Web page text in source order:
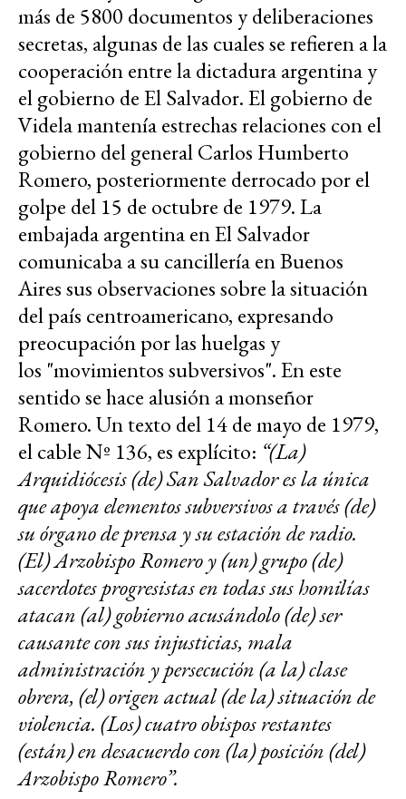
más de 5800 documentos y deliberaciones
secretas, algunas de las cuales se refieren a la
cooperación entre la dictadura argentina y
el gobierno de El Salvador. El gobierno de
Videla mantenía estrechas relaciones con el
gobierno del general Carlos Humberto
Romero, posteriormente derrocado por el
golpe del 15 de octubre de 1979. La
embajada argentina en El Salvador
comunicaba a su cancillería en Buenos
Aires sus observaciones sobre la situación
del país centroamericano, expresando
preocupación por las huelgas y
los "movimientos subversivos". En este
sentido se hace alusión a monseñor
Romero. Un texto del 14 de mayo de 1979,
el cable Nº 136, es explícito: “(La)
Arquidiócesis (de) San Salvador es la única
que apoya elementos subversivos a través (de)
su órgano de prensa y su estación de radio.
(El) Arzobispo Romero y (un) grupo (de)
sacerdotes progresistas en todas sus homilías
atacan (al) gobierno acusándolo (de) ser
causante con sus injusticias, mala
administración y persecución (a la) clase
obrera, (el) origen actual (de la) situación de
violencia. (Los) cuatro obispos restantes
(están) en desacuerdo con (la) posición (del)
Arzobispo Romero”.